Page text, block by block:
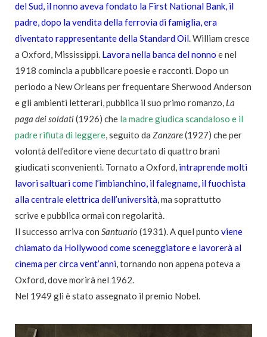
del Sud, il nonno aveva fondato la First National Bank, il
padre, dopo la vendita della ferrovia di famiglia, era
diventato rappresentante della Standard Oil. William cresce
a Oxford, Mississippi. Lavora nella banca del nonno e nel
1918 comincia a pubblicare poesie e racconti. Dopo un
periodo a New Orleans per frequentare Sherwood Anderson
e gli ambienti letterari, pubblica il suo primo romanzo, La
paga dei soldati(1926) che la madre giudica scandaloso e il
padre rifiuta di leggere, seguito da Zanzare(1927) che per
volontà dell’editore viene decurtato di quattro brani
giudicati sconvenienti. Tornato a Oxford, intraprende molti
lavori saltuari come l’imbianchino, il falegname, il fuochista
alla centrale elettrica dell’università, ma soprattutto
scrive e pubblica ormai con regolarità.
Il successo arriva con Santuario (1931). A quel punto viene
chiamato da Hollywood come sceneggiatore e lavorerà al
cinema per circa vent’anni, tornando non appena poteva a
Oxford, dove morirà nel 1962.
Nel 1949 gli è stato assegnato il premio Nobel.